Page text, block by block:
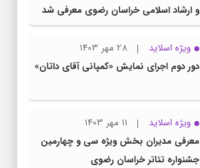
و ارشاد اسلامی خراسان رضوی معرفی شد
ویژه اسلاید
28 مهر 1403
دور دوم اجرای نمایش «کمپانی آقای داتان»
ویژه اسلاید
11 مهر 1403
معرفی مدیران بخش ویژه سی و چهارمین
جشنواره تئاتر خراسان رضوی